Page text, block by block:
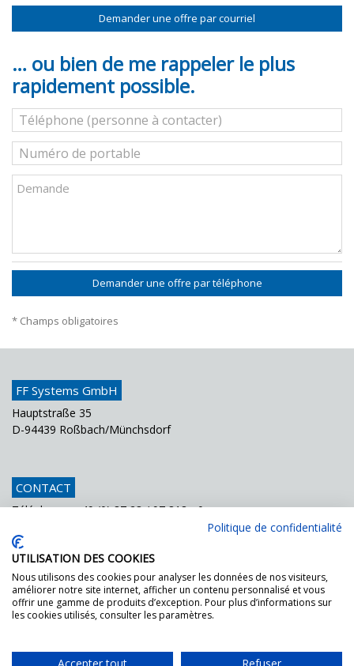
Demander une offre par courriel
… ou bien de me rappeler le plus
rapidement possible.
Demander une offre par téléphone
* Champs obligatoires
FF Systems GmbH
Hauptstraße 35
D-94439 Roßbach/Münchsdorf
CONTACT
Téléphone +49 (0) 87 23 / 97 818 - 0
+49 (0) 87 23 / 97 818 - 70
Courriel
FF GOES GREEN!
Demandez les documents pour la certification
Politique de confidentialité
UTILISATION DES COOKIES
Nous utilisons des cookies pour analyser les données de nos visiteurs,
améliorer notre site internet, afficher un contenu personnalisé et vous
offrir une gamme de produits d’exception. Pour plus d’informations sur
les cookies utilisés, consulter les paramètres.